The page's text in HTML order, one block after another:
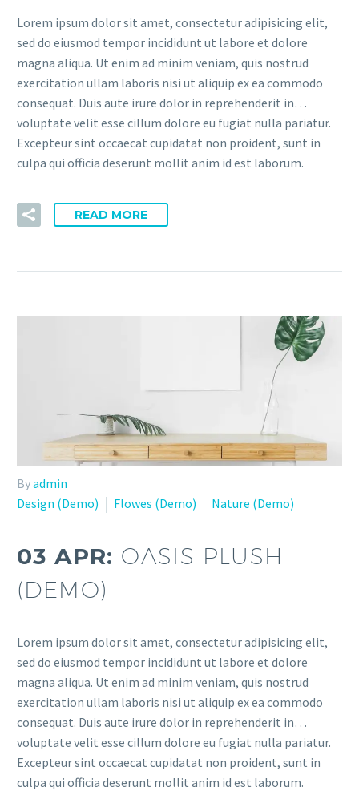
Lorem ipsum dolor sit amet, consectetur adipisicing elit,
sed do eiusmod tempor incididunt ut labore et dolore
magna aliqua. Ut enim ad minim veniam, quis nostrud
exercitation ullam laboris nisi ut aliquip ex ea commodo
consequat. Duis aute irure dolor in reprehenderit in…
voluptate velit esse cillum dolore eu fugiat nulla pariatur.
Excepteur sint occaecat cupidatat non proident, sunt in
culpa qui officia deserunt mollit anim id est laborum.
READ MORE
Byadmin
Design (Demo)
Flowes (Demo) Nature (Demo)
03 APR: OASIS PLUSH
(DEMO)
Lorem ipsum dolor sit amet, consectetur adipisicing elit,
sed do eiusmod tempor incididunt ut labore et dolore
magna aliqua. Ut enim ad minim veniam, quis nostrud
exercitation ullam laboris nisi ut aliquip ex ea commodo
consequat. Duis aute irure dolor in reprehenderit in…
voluptate velit esse cillum dolore eu fugiat nulla pariatur.
Excepteur sint occaecat cupidatat non proident, sunt in
culpa qui officia deserunt mollit anim id est laborum.